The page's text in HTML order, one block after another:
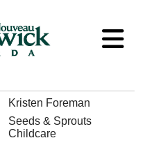
Kristen Foreman
Seeds & Sprouts
Childcare